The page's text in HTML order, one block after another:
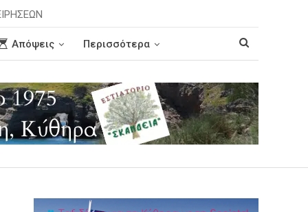
Απόψεις Περισσότερα